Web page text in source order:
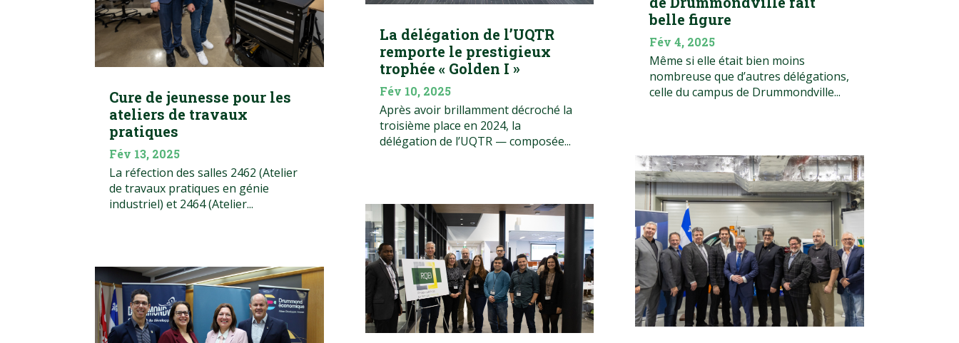
Cure de jeunesse pour les
ateliers de travaux
pratiques
Fév 13, 2025
La réfection des salles 2462 (Atelier
de travaux pratiques en génie
industriel) et 2464 (Atelier...
La délégation de l’UQTR
remporte le prestigieux
trophée « Golden I »
Fév 10, 2025
Après avoir brillamment décroché la
troisième place en 2024, la
délégation de l’UQTR — composée...
belle figure
Fév 4, 2025
Même si elle était bien moins
nombreuse que d’autres délégations,
celle du campus de Drummondville...